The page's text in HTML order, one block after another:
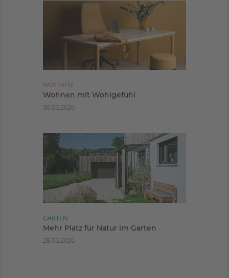
WOHNEN
Wohnen mit Wohlgefühl
30.06.2026
GARTEN
Mehr Platz für Natur im Garten
25.06.2026